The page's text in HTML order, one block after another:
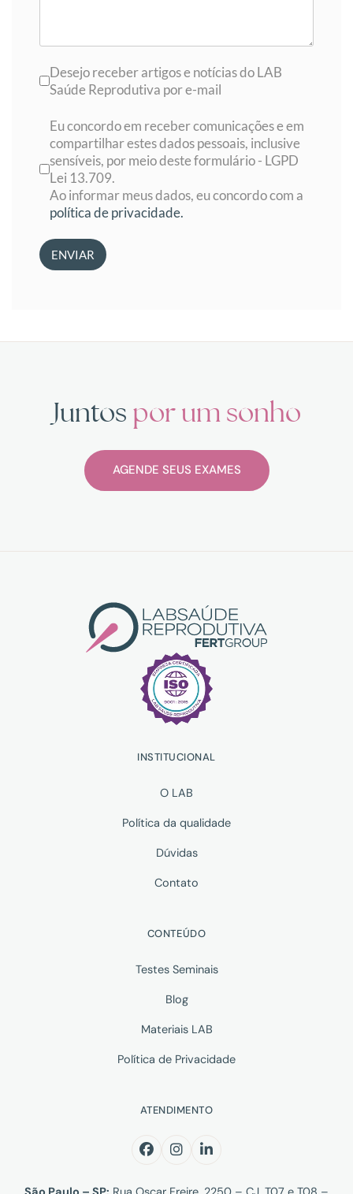
Receber
Desejo receber artigos e notícias do LAB
Saúde Reprodutiva por e-mail
Consentimento*
Eu concordo em receber comunicações e em
compartilhar estes dados pessoais, inclusive
sensíveis, por meio deste formulário - LGPD
Lei 13.709.
Ao informar meus dados, eu concordo com a
política de privacidade.
ENVIAR
Juntos por um sonho
AGENDE SEUS EXAMES
INSTITUCIONAL
O LAB
Política da qualidade
Dúvidas
Contato
CONTEÚDO
Testes Seminais
Blog
Materiais LAB
Política de Privacidade
ATENDIMENTO